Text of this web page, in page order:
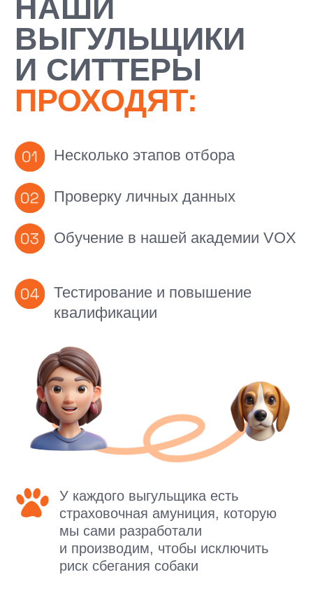
Сервис по выгулу и передержке
домашних животных
О нас
Наши услуги
Как все работает?
Отзывы
Контакты
Вопрос-ответ
Блог
Заказать услугу
8-800-222-59-47
voxfordogs@gmail.com